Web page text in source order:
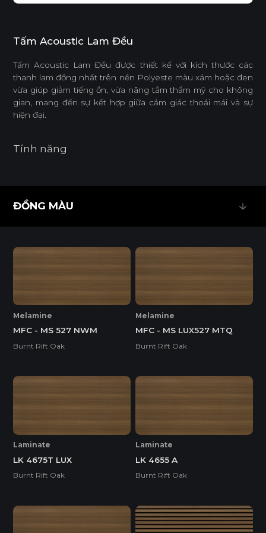
Tấm Acoustic Lam Đều
Tấm Acoustic Lam Đều được thiết kế với kích thước các
thanh lam đồng nhất trên nền Polyeste màu xám hoặc đen
vừa giúp giảm tiếng ồn, vừa nâng tầm thẩm mỹ cho không
gian, mang đến sự kết hợp giữa cảm giác thoải mái và sự
hiện đại.
Tính năng
Tiêu chuẩn
Kích thước(mm) 21
600*2420
600*2745 o
ĐỒNG MÀU
Melamine
MFC - MS 527 NWM
Burnt Rift Oak
Melamine
MFC - MS LUX527 MTQ
Burnt Rift Oak
Laminate
LK 4675T LUX
Burnt Rift Oak
Laminate
LK 4655 A
Burnt Rift Oak